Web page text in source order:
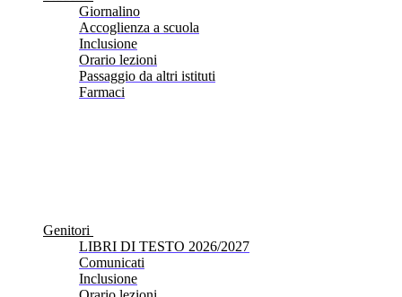
Giornalino
Accoglienza a scuola
Inclusione
Orario lezioni
Passaggio da altri istituti
Farmaci
Genitori
LIBRI DI TESTO 2026/2027
Comunicati
Inclusione